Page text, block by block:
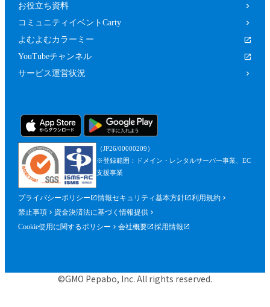
お役立ち資料
コミュニティイベントCarty
よむよむカラーミー
YouTubeチャンネル
サービス運営状況
（JP26/00000209）
※登録範囲：ドメイン・レンタルサーバー事業、EC
支援事業
プライバシーポリシー 情報セキュリティ基本方針
利用規約
禁止事項
資金決済法に基づく情報提供
Cookie使用に関するポリシー
会社概要 採用情報
©GMO Pepabo, Inc. All rights reserved.